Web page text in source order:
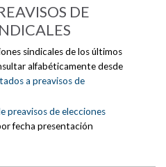
DE
sindicales de los últimos
alfabéticamente desde
a preavisos de
preavisos de elecciones
fecha presentación